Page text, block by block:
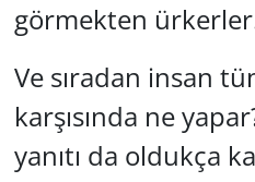
görmekten
Ve sıradan insan
karşısında ne
yanıtı da oldukça